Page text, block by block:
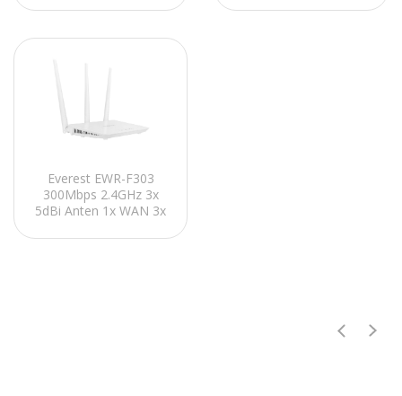
Point+Bridge Kablosuz
WISP+AP+Repeater
Everest EWR-F303
300Mbps 2.4GHz 3x
5dBi Anten 1x WAN 3x
Repeater+AP+WISP